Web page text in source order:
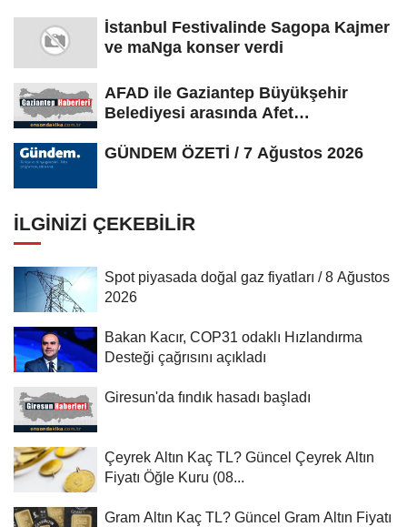
İstanbul Festivalinde Sagopa Kajmer
ve maNga konser verdi
AFAD ile Gaziantep Büyükşehir
Belediyesi arasında Afet
GÜNDEM ÖZETİ / 7 Ağustos 2026
İLGINIZI ÇEKEBILIR
Spot piyasada doğal gaz fiyatları / 8 Ağustos
2026
Bakan Kacır, COP31 odaklı Hızlandırma
Desteği çağrısını açıkladı
Giresun'da fındık hasadı başladı
Çeyrek Altın Kaç TL? Güncel Çeyrek Altın
Fiyatı Öğle Kuru (08...
Gram Altın Kaç TL? Güncel Gram Altın Fiyatı